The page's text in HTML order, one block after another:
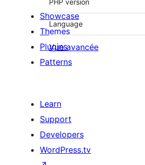
PHP version
Language
Vue avancée
Showcase
Themes
Plugins
Patterns
Learn
Support
Developers
WordPress.tv